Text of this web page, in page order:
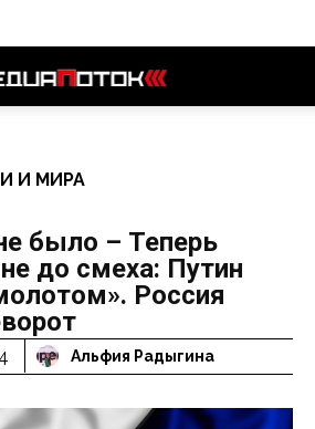
И МИРА
было – Теперь
до смеха: Путин
Россия
Альфия Радыгина